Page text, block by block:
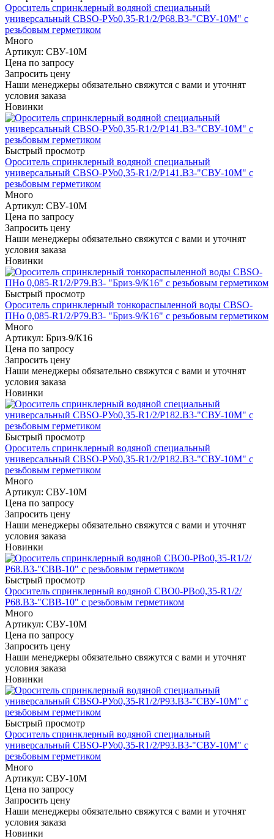
Ороситель спринклерный водяной специальный
универсальный СBSO-РУо0,35-R1/2/Р68.В3-"СВУ-10М" с
резьбовым герметиком
Много
Артикул: СВУ-10М
Цена по запросу
Запросить цену
Наши менеджеры обязательно свяжутся с вами и уточнят
условия заказа
Новинки
Быстрый просмотр
Ороситель спринклерный водяной специальный
универсальный СBSO-РУо0,35-R1/2/Р141.В3-"СВУ-10М" с
резьбовым герметиком
Много
Артикул: СВУ-10М
Цена по запросу
Запросить цену
Наши менеджеры обязательно свяжутся с вами и уточнят
условия заказа
Новинки
Быстрый просмотр
Ороситель спринклерный тонкораспыленной воды СВSО-
ПНо 0,085-R1/2/P79.В3- "Бриз-9/К16" с резьбовым герметиком
Много
Артикул: Бриз-9/К16
Цена по запросу
Запросить цену
Наши менеджеры обязательно свяжутся с вами и уточнят
условия заказа
Новинки
Быстрый просмотр
Ороситель спринклерный водяной специальный
универсальный СBSO-РУо0,35-R1/2/Р182.В3-"СВУ-10М" с
резьбовым герметиком
Много
Артикул: СВУ-10М
Цена по запросу
Запросить цену
Наши менеджеры обязательно свяжутся с вами и уточнят
условия заказа
Новинки
Быстрый просмотр
Ороситель спринклерный водяной СВО0-РВо0,35-R1/2/
Р68.В3-"СВВ-10" с резьбовым герметиком
Много
Артикул: СВУ-10М
Цена по запросу
Запросить цену
Наши менеджеры обязательно свяжутся с вами и уточнят
условия заказа
Новинки
Быстрый просмотр
Ороситель спринклерный водяной специальный
универсальный СBSO-РУо0,35-R1/2/Р93.В3-"СВУ-10М" с
резьбовым герметиком
Много
Артикул: СВУ-10М
Цена по запросу
Запросить цену
Наши менеджеры обязательно свяжутся с вами и уточнят
условия заказа
Новинки